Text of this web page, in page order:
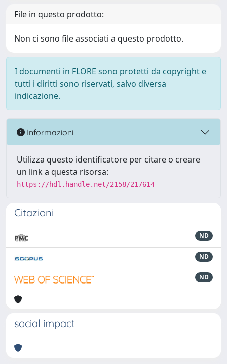
File in questo prodotto:
Non ci sono file associati a questo prodotto.
I documenti in FLORE sono protetti da copyright e
tutti i diritti sono riservati, salvo diversa
indicazione.
Informazioni
Utilizza questo identificatore per citare o creare
un link a questa risorsa:
https://hdl.handle.net/2158/217614
Citazioni
ND
ND
ND
social impact